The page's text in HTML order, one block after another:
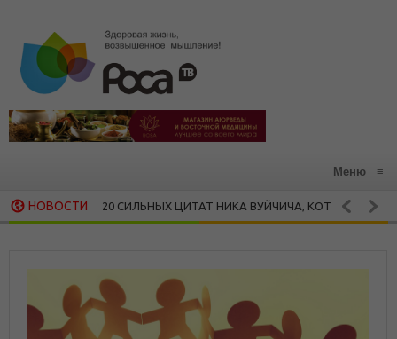
Меню ≡
НОВОСТИ
20 СИЛЬНЫХ ЦИТАТ НИКА ВУЙЧИЧА, КОТОРЫЕ ЗАРАЖАЮТ